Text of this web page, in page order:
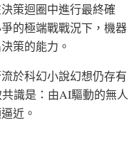
策迴圈中進行最終確
的極端戰戰況下，機器
策的能力。
於科幻小說幻想仍存有
識是：由AI驅動的無人
近。